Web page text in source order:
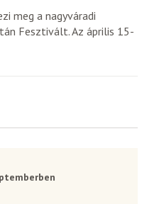
meg a nagyváradi
Fesztivált. Az április 15-